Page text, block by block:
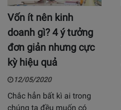
Vốn ít nên kinh
doanh gì? 4 ý tưởng
đơn giản nhưng cực
kỳ hiệu quả
12/05/2020
Chắc hẳn bất kì ai trong
chúng ta đều muốn có